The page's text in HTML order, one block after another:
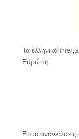
Τα ελληνικά
Ευρώπη
Επτά ανανεώσεις